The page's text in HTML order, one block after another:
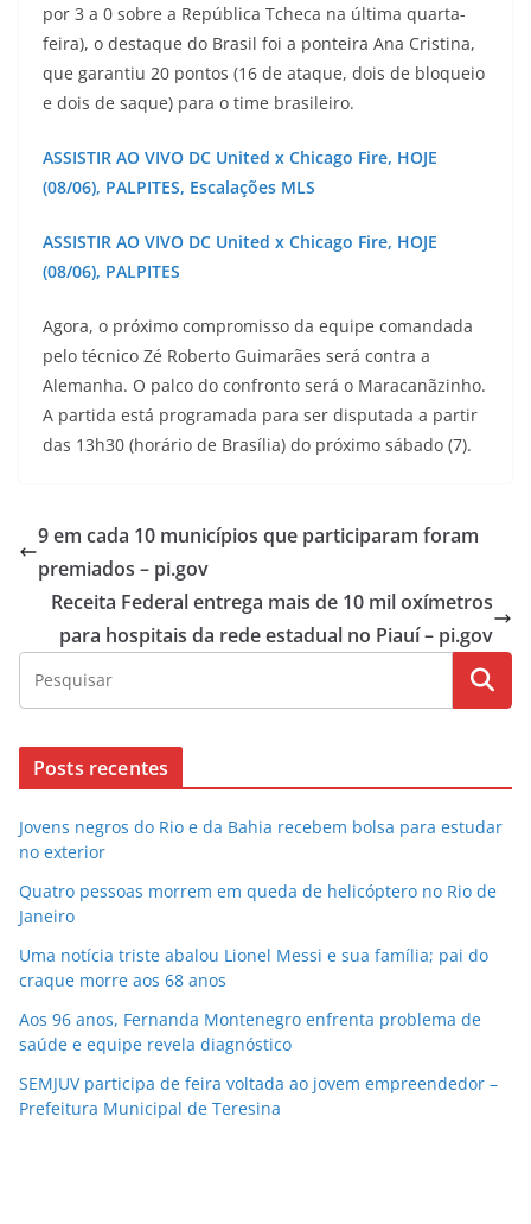
por 3 a 0 sobre a República Tcheca na última quarta-
feira), o destaque do Brasil foi a ponteira Ana Cristina,
que garantiu 20 pontos (16 de ataque, dois de bloqueio
e dois de saque) para o time brasileiro.
ASSISTIR AO VIVO DC United x Chicago Fire, HOJE
(08/06), PALPITES, Escalações MLS
ASSISTIR AO VIVO DC United x Chicago Fire, HOJE
(08/06), PALPITES
Agora, o próximo compromisso da equipe comandada
pelo técnico Zé Roberto Guimarães será contra a
Alemanha. O palco do confronto será o Maracanãzinho.
A partida está programada para ser disputada a partir
das 13h30 (horário de Brasília) do próximo sábado (7).
9 em cada 10 municípios que participaram foram
premiados – pi.gov
Receita Federal entrega mais de 10 mil oxímetros
para hospitais da rede estadual no Piauí – pi.gov
Posts recentes
Jovens negros do Rio e da Bahia recebem bolsa para estudar
no exterior
Quatro pessoas morrem em queda de helicóptero no Rio de
Janeiro
Uma notícia triste abalou Lionel Messi e sua família; pai do
craque morre aos 68 anos
Aos 96 anos, Fernanda Montenegro enfrenta problema de
saúde e equipe revela diagnóstico
SEMJUV participa de feira voltada ao jovem empreendedor –
Prefeitura Municipal de Teresina